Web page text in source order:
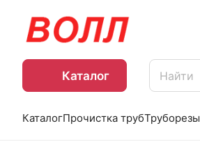
Каталог
КаталогПрочистка трубТруборезы